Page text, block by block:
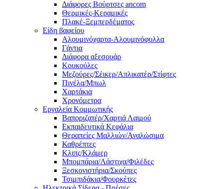
Διάφορες Βούρτσες ancom
Θερμικές-Κεραμικές
Πλακέ-Ξεμπερδέματος
Είδη βαφείου
Αλουμινόχαρτα-Αλουμινόφυλλα
Γάντια
Διάφορα αξεσουάρ
Κουκούλες
Μεζούρες/Σέικερ/Απλικατέρ/Στίφτες
Πινέλα/Μπωλ
Χαρτάκια
Χρονόμετρα
Εργαλεία Κομμωτικής
Βαποριζατέρ/Χαρτιά Λαιμού
Εκπαιδευτικά Κεφάλια
Θεραπείες Μαλλιών/Αναλώσιμα
Καθρέπτες
Κλιπς/Κλάμερ
Μπομπάρια/Λάστιχα/Φιλέδες
Ξεσκονιστήρια/Σκούπες
Τσιμπιδάκια/Φουρκέτες